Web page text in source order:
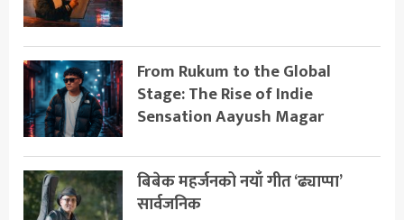
From Rukum to the Global
Stage: The Rise of Indie
Sensation Aayush Magar
बिबेक महर्जनको नयाँ गीत ‘ढ्याप्पा’
सार्वजनिक